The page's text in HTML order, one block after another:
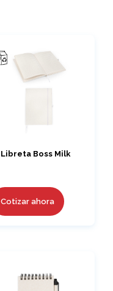
Libreta Boss Milk
Cotizar ahora